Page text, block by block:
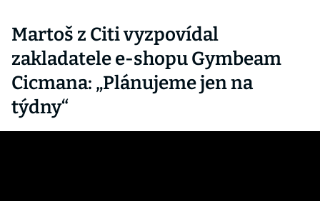
Martoš z Citi vyzpovídal
zakladatele e-shopu Gymbeam
Cicmana: „Plánujeme jen na
týdny“